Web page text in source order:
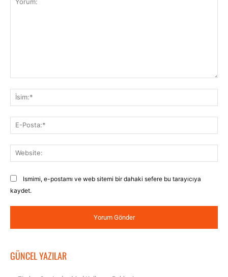
Ismimi, e-postamı ve web sitemi bir dahaki sefere bu tarayıcıya
kaydet.
GÜNCEL YAZILAR